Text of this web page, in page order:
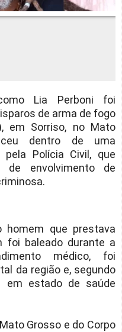
Lia Perboni foi
de arma de fogo
em Sorriso, no Mato
dentro de uma
Polícia Civil, que
envolvimento de
que prestava
foi baleado durante a
médico, foi
da região e, segundo
em estado de saúde
Grosso e do Corpo